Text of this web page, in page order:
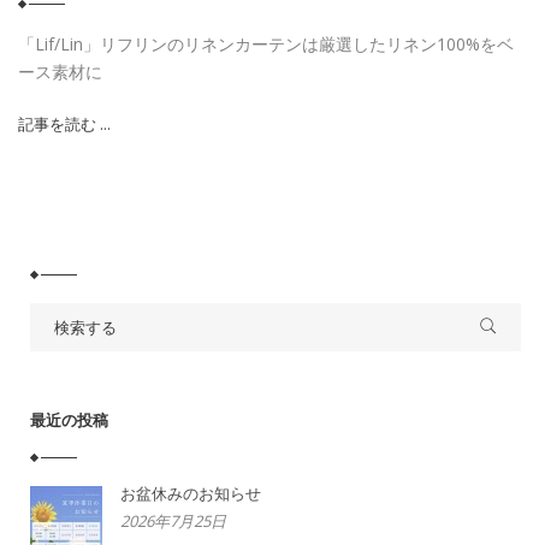
「Lif/Lin」リフリンのリネンカーテンは厳選したリネン100%をベ
ース素材に
記事を読む ...
最近の投稿
お盆休みのお知らせ
2026年7月25日